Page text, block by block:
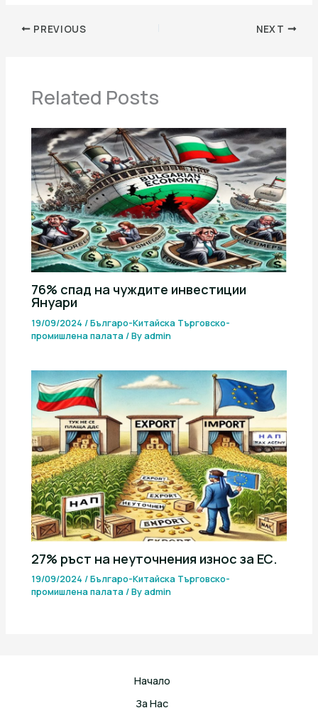
PREVIOUS NEXT
Related Posts
76% спад на чуждите инвестиции
Януари
19/09/2024/Българо-Китайска Търговско-
промишлена палaта/ Byadmin
27% ръст на неуточнения износ за ЕС.
19/09/2024/Българо-Китайска Търговско-
промишлена палaта/ Byadmin
Начало
За Нас